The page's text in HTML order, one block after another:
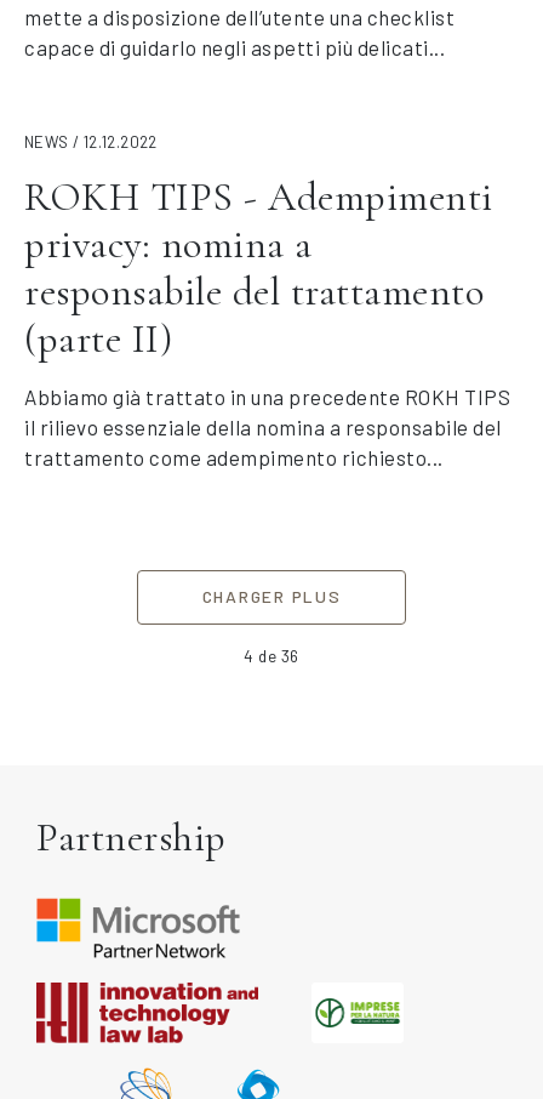
mette a disposizione dell’utente una checklist
capace di guidarlo negli aspetti più delicati...
NEWS / 12.12.2022
ROKH TIPS - Adempimenti
privacy: nomina a
responsabile del trattamento
(parte II)
Abbiamo già trattato in una precedente ROKH TIPS
il rilievo essenziale della nomina a responsabile del
trattamento come adempimento richiesto...
CHARGER PLUS
4 de 36
Partnership